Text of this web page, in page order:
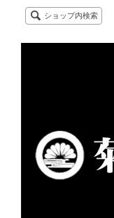
ショップ内検索